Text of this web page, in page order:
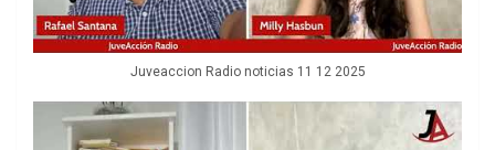
Juveaccion Radio noticias 11 12 2025